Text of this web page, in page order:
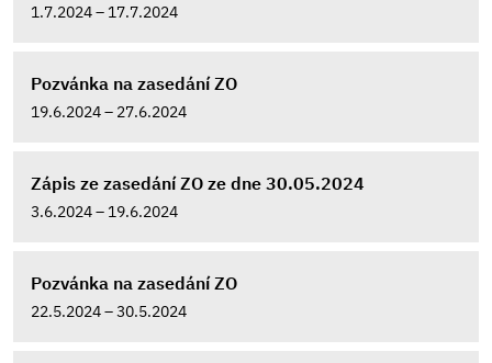
1.7.2024 – 17.7.2024
Pozvánka na zasedání ZO
19.6.2024 – 27.6.2024
Zápis ze zasedání ZO ze dne 30.05.2024
3.6.2024 – 19.6.2024
Pozvánka na zasedání ZO
22.5.2024 – 30.5.2024